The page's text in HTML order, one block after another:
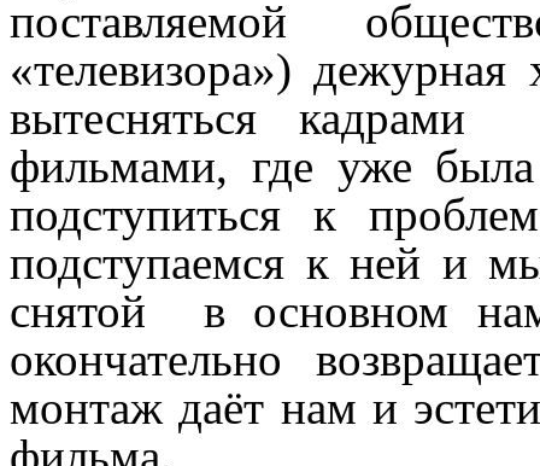
поставляемой
«телевизора»)
вытесняться кадрами
фильмами, где уже
подступиться к
подступаемся к ней и
снятой в основном
окончательно
монтаж даёт нам и